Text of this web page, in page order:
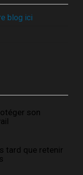
blog ici
son
tard que retenir